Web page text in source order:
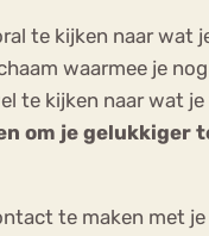
te kijken naar
waarmee je
te kijken naar wat
om je gelukkiger
te maken met